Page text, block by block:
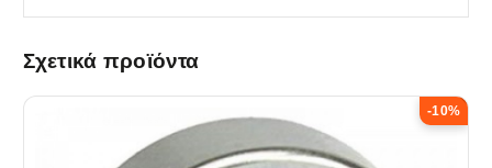
Σχετικά προϊόντα
-10%